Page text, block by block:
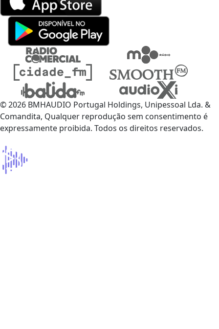
© 2026 BMHAUDIO Portugal Holdings, Unipessoal Lda. &
Comandita, Qualquer reprodução sem consentimento é
expressamente proibida. Todos os direitos reservados.